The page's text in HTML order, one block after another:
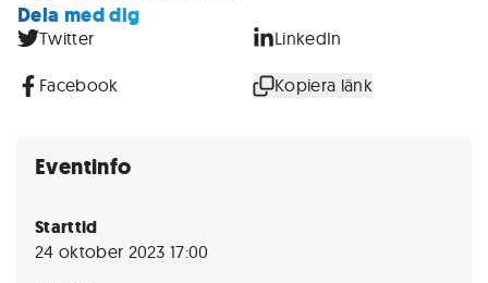
Dela med dig
Twitter LinkedIn
Facebook Kopiera länk
Eventinfo
Starttid
24 oktober 2023 17:00